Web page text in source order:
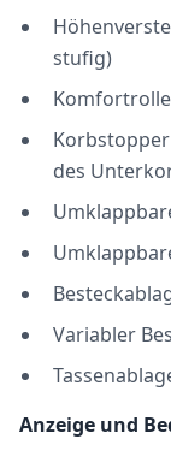
stufig)
des
Variabler
Anzeige und